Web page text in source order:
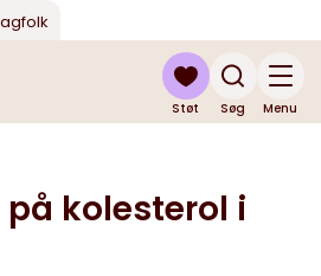
Søg
Støt Menu
kolesterol i